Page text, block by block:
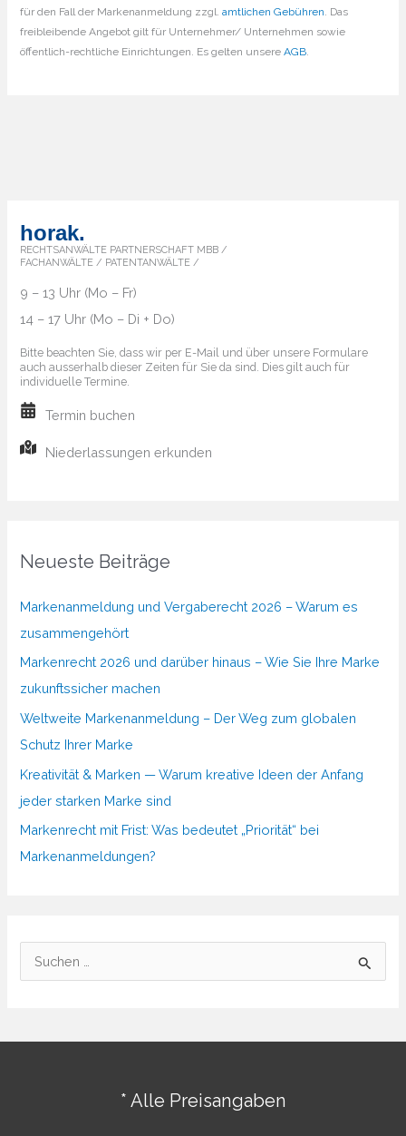
für den Fall der Markenanmeldung zzgl.amtlichen Gebühren. Das
freibleibende Angebot gilt für Unternehmer/ Unternehmen sowie
öffentlich-rechtliche Einrichtungen. Es gelten unsereAGB.
horak.
RECHTSANWÄLTE PARTNERSCHAFT MBB /
FACHANWÄLTE / PATENTANWÄLTE /
9 – 13 Uhr (Mo – Fr)
14 – 17 Uhr (Mo – Di + Do)
Bitte beachten Sie, dass wir per E-Mail und über unsere Formulare
auch ausserhalb dieser Zeiten für Sie da sind. Dies gilt auch für
individuelle Termine.
Termin buchen
Niederlassungen erkunden
Neueste Beiträge
Markenanmeldung und Vergaberecht 2026 – Warum es
zusammengehört
Markenrecht 2026 und darüber hinaus – Wie Sie Ihre Marke
zukunftssicher machen
Weltweite Markenanmeldung – Der Weg zum globalen
Schutz Ihrer Marke
Kreativität & Marken — Warum kreative Ideen der Anfang
jeder starken Marke sind
Markenrecht mit Frist: Was bedeutet „Priorität“ bei
Markenanmeldungen?
u
* Alle Preisangaben